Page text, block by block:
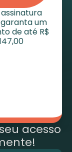
um
de até R$
acesso